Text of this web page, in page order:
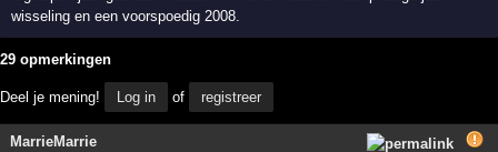
wisseling en een voorspoedig 2008.
29 opmerkingen
Deel je mening! Log in of registreer
MarrieMarrie